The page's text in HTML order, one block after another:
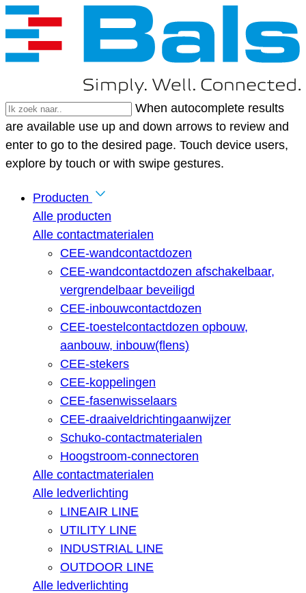
When autocomplete results
are available use up and down arrows to review and
enter to go to the desired page. Touch device users,
explore by touch or with swipe gestures.
Producten
Alle producten
Alle contactmaterialen
CEE-wandcontactdozen
CEE-wandcontactdozen afschakelbaar,
vergrendelbaar beveiligd
CEE-inbouwcontactdozen
CEE-toestelcontactdozen opbouw,
aanbouw, inbouw(flens)
CEE-stekers
CEE-koppelingen
CEE-fasenwisselaars
CEE-draaiveldrichtingaanwijzer
Schuko-contactmaterialen
Hoogstroom-connectoren
Alle contactmaterialen
Alle ledverlichting
LINEAIR LINE
UTILITY LINE
INDUSTRIAL LINE
OUTDOOR LINE
Alle ledverlichting